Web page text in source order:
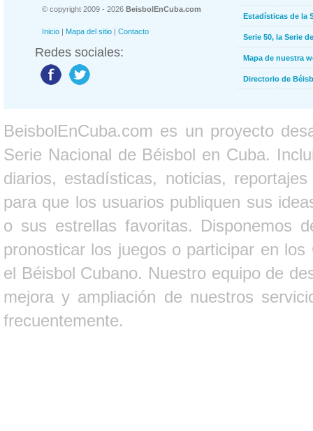
© copyright 2009 - 2026 BeisbolEnCuba.com
Inicio | Mapa del sitio | Contacto
Redes sociales:
Estadísticas de la
Serie 50, la Serie
Mapa de nuestra
Directorio de
BeisbolEnCuba.com es un proyecto
Serie Nacional de Béisbol en Cuba.
diarios, estadísticas, noticias,
para que los usuarios publiquen sus
o sus estrellas favoritas. Disponemos
pronosticar los juegos o participar en
el Béisbol Cubano. Nuestro equipo de
mejora y ampliación de nuestros
frecuentemente.